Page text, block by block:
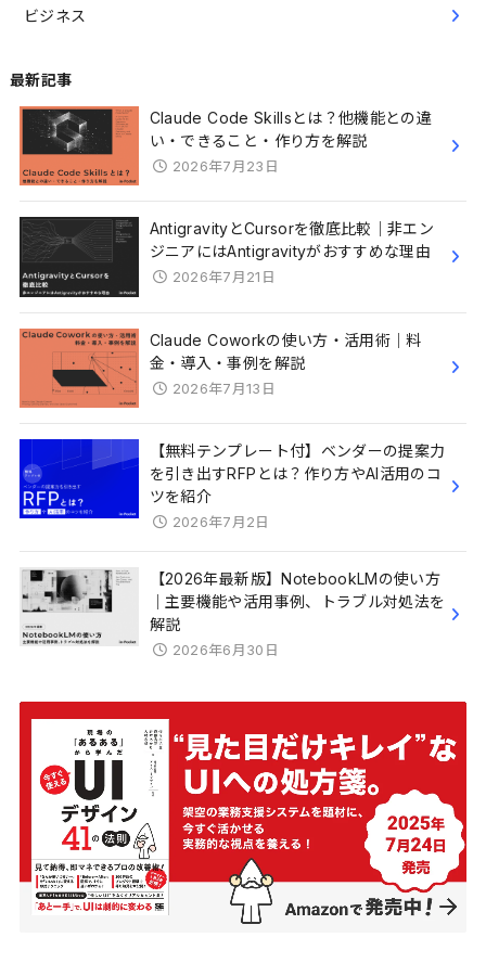
ビジネス
最新記事
Claude Code Skillsとは？他機能との違
い・できること・作り方を解説
2026年7月23日
AntigravityとCursorを徹底比較｜非エン
ジニアにはAntigravityがおすすめな理由
2026年7月21日
Claude Coworkの使い方・活用術｜料
金・導入・事例を解説
2026年7月13日
【無料テンプレート付】ベンダーの提案力
を引き出すRFPとは？作り方やAI活用のコ
ツを紹介
2026年7月2日
【2026年最新版】NotebookLMの使い方
｜主要機能や活用事例、トラブル対処法を
解説
2026年6月30日